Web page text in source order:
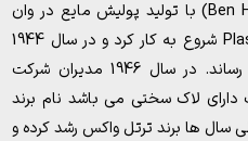
در سال 1930 توسط بن هیرش (Ben Hirsch) با تولید پولیش مایع در وان
حمام خانه خود با برند پلستون Plastone شروع به کار کرد و در سال 1944
اولین بطری پولیش خود را به فروش رساند. در سال 1946 مدیران شرکت
لاک سختی می باشد نام برند
سال ها برند ترتل واکس رشد کرده و